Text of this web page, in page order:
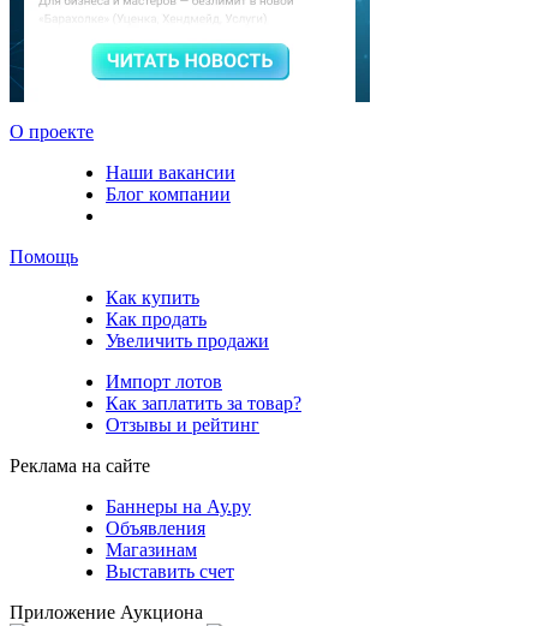
О проекте
Наши вакансии
Блог компании
Помощь
Как купить
Как продать
Увеличить продажи
Импорт лотов
Как заплатить за товар?
Отзывы и рейтинг
Реклама на сайте
Баннеры на Ау.ру
Объявления
Магазинам
Выставить счет
Приложение Аукциона